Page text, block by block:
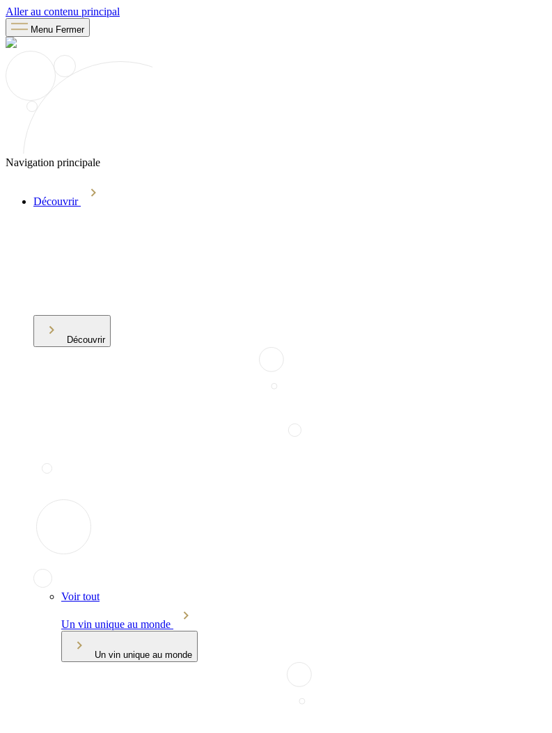
Aller au contenu principal
Menu Fermer
Navigation principale
Découvrir
Découvrir
Voir tout
Un vin unique au monde
Un vin unique au monde